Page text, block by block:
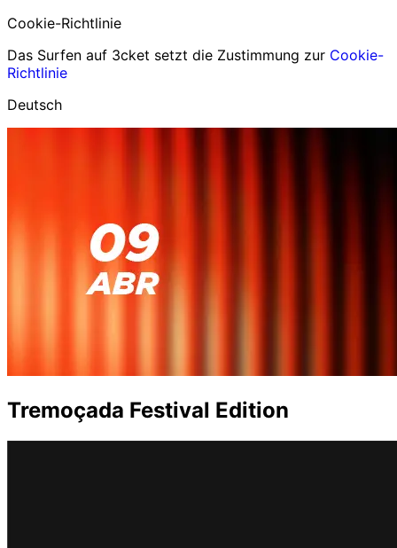
Cookie-Richtlinie
Das Surfen auf 3cket setzt die Zustimmung zur Cookie-
Richtlinie
Deutsch
Tremoçada Festival Edition